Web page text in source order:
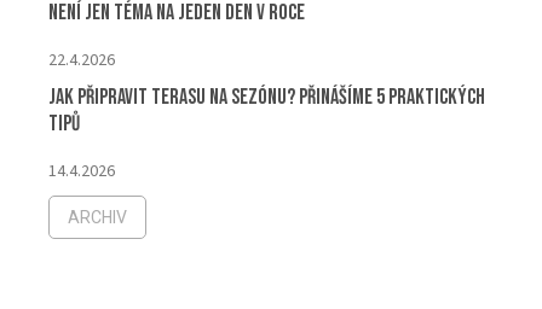
není jen téma na jeden den v roce
22.4.2026
Jak připravit terasu na sezónu? Přinášíme 5 praktických
tipů
14.4.2026
ARCHIV